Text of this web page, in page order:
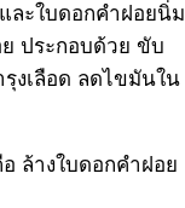
ละใบดอกคำฝอยนิ่ม
ประกอบด้วย ขับ
งเลือด ลดไขมันใน
ล้างใบดอกคำฝอย